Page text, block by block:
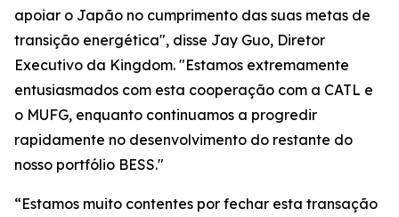
apoiar o Japão no cumprimento das suas metas de
transição energética", disse Jay Guo, Diretor
Executivo da Kingdom. "Estamos extremamente
entusiasmados com esta cooperação com a CATL e
o MUFG, enquanto continuamos a progredir
rapidamente no desenvolvimento do restante do
nosso portfólio BESS."
“Estamos muito contentes por fechar esta transação